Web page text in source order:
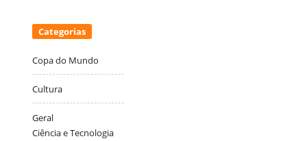
Categorias
Copa do Mundo
Cultura
Geral
Ciência e Tecnologia